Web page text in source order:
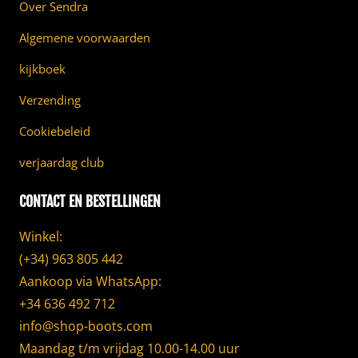
Over Sendra
Algemene voorwaarden
kijkboek
Verzending
Cookiebeleid
verjaardag club
CONTACT EN BESTELLINGEN
Winkel:
(+34) 963 805 442
Aankoop via WhatsApp:
+34 636 492 712
info@shop-boots.com
Maandag t/m vrijdag 10.00-14.00 uur